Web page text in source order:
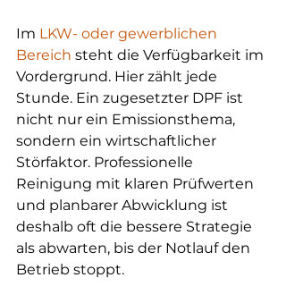
Im LKW- oder gewerblichen
Bereich steht die Verfügbarkeit im
Vordergrund. Hier zählt jede
Stunde. Ein zugesetzter DPF ist
nicht nur ein Emissionsthema,
sondern ein wirtschaftlicher
Störfaktor. Professionelle
Reinigung mit klaren Prüfwerten
und planbarer Abwicklung ist
deshalb oft die bessere Strategie
als abwarten, bis der Notlauf den
Betrieb stoppt.